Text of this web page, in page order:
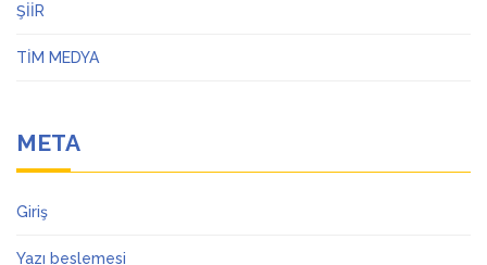
ŞİİR
TİM MEDYA
META
Giriş
Yazı beslemesi